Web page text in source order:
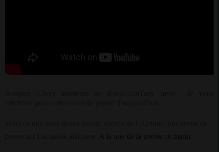
A la une de la presse ce matin.